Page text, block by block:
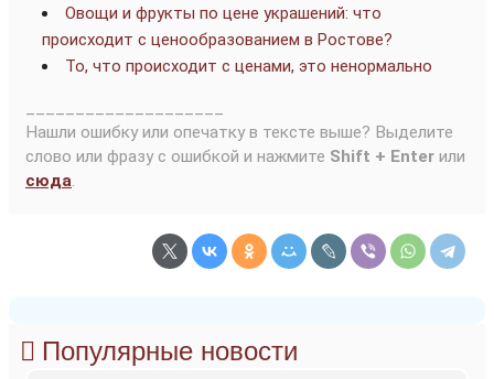
Овощи и фрукты по цене украшений: что
происходит с ценообразованием в Ростове?
То, что происходит с ценами, это ненормально
Нашли ошибку или опечатку в тексте выше? Выделите
слово или фразу с ошибкой и нажмите Shift + Enter или
сюда.
Популярные новости